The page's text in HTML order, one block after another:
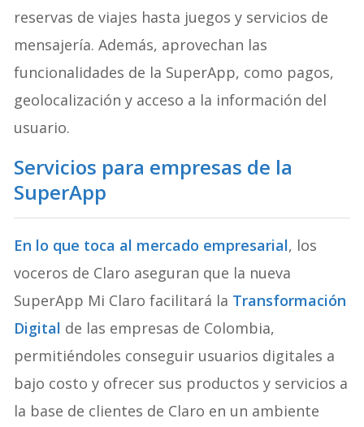
reservas de viajes hasta juegos y servicios de
mensajería. Además, aprovechan las
funcionalidades de la SuperApp, como pagos,
geolocalización y acceso a la información del
usuario.
Servicios para empresas de la
SuperApp
En lo que toca al mercado empresarial, los
voceros de Claro aseguran que la nueva
SuperApp Mi Claro facilitará la Transformación
Digital de las empresas de Colombia,
permitiéndoles conseguir usuarios digitales a
bajo costo y ofrecer sus productos y servicios a
la base de clientes de Claro en un ambiente